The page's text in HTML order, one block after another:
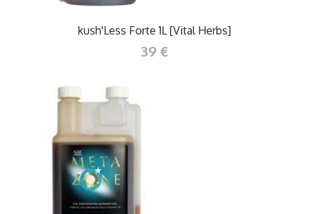
kush'Less Forte 1L [Vital Herbs]
39 €